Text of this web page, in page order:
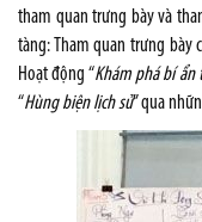
tham quan trưng bày và
tàng: Tham quan trưng bày
Hoạt động “Khám phá bí ẩn
“Hùng biện lịch sử” qua